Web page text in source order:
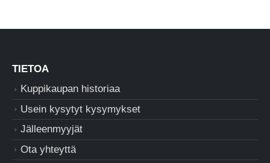
TIETOA
Kuppikaupan historiaa
Usein kysytyt kysymykset
Jälleenmyyjät
Ota yhteyttä